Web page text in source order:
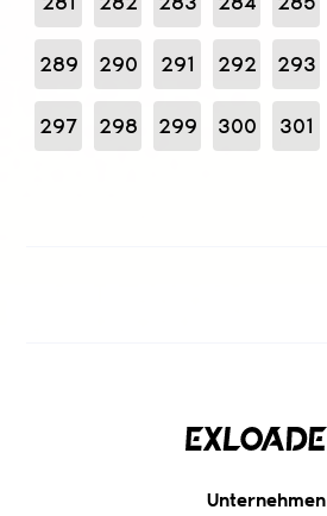
289 290 291 292 293
297 298 299 300 301
Unternehmen